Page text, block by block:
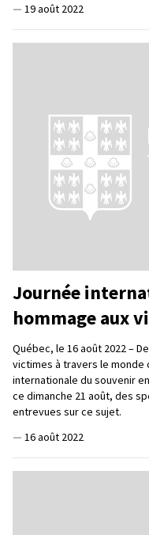
— 19 août 2022
Journée
hommage aux
Québec, le 16 août 2022 –
victimes à travers le monde
internationale du souvenir
ce dimanche 21 août, des
entrevues sur ce sujet.
— 16 août 2022